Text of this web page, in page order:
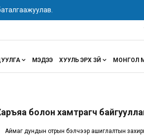
МЭДЭЭ ХУУЛЬ ЭРХ ЗҮЙ МОНГОЛ
болон хамтрагч
Аймаг дундын отрын бэлчээр ашиглалтын